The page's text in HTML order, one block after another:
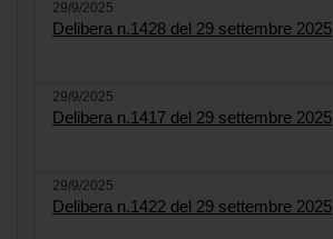
29/9/2025
Delibera n.1428 del 29 settembre 2025
29/9/2025
Delibera n.1417 del 29 settembre 2025
29/9/2025
Delibera n.1422 del 29 settembre 2025